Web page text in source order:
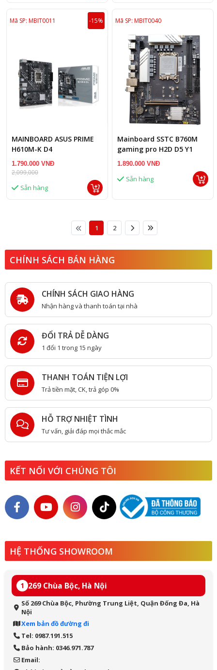
Mã SP: MBIT0011 -15%
MAINBOARD ASUS PRIME
H610M-K D4
1.790.000 VNĐ
2,099,000
Sẵn hàng
Mã SP: MBIT0040
Mainboard SSTC B760M
gaming pro H2D D5 Y1
1.890.000 VNĐ
Sẵn hàng
1 2
CHÍNH SÁCH BÁN HÀNG
CHÍNH SÁCH GIAO HÀNG
Nhận hàng và thanh toán tại nhà
ĐỔI TRẢ DỄ DÀNG
1 đổi 1 trong 15 ngày
THANH TOÁN TIỆN LỢI
Trả tiền mặt, CK, trả góp 0%
HỖ TRỢ NHIỆT TÌNH
Tư vấn, giải đáp mọi thắc mắc
KẾT NỐI VỚI CHÚNG TÔI
HỆ THỐNG SHOWROOM
1 269 Chùa Bộc, Hà Nội
Số 269 Chùa Bộc, Phường Trung Liệt, Quận Đống Đa, Hà
Nội
Xem bản đồ đường đi
Tel: 0987.191.515
Bảo hành: 0346.971.787
Email: